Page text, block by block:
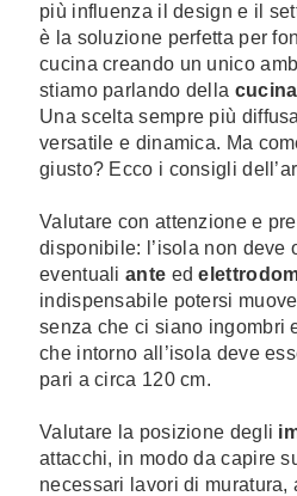
più influenza il design e il
è la soluzione perfetta per
cucina creando un unico
stiamo parlando della
Una scelta sempre più
versatile e dinamica. Ma
giusto? Ecco i consigli
Valutare con attenzione e
disponibile: l’isola non deve
eventuali ante ed
indispensabile potersi
senza che ci siano ingombri
che intorno all’isola deve
pari a circa 120 cm.
Valutare la posizione degli
attacchi, in modo da capire
necessari lavori di muratura,